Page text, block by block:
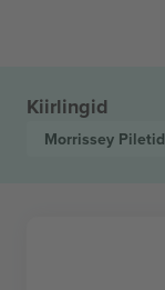
Kiirlingid
Morrissey Piletid